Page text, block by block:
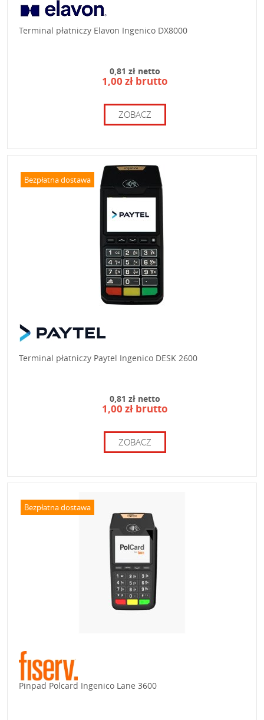
Terminal płatniczy Elavon Ingenico DX8000
0,81 zł netto
1,00 zł brutto
ZOBACZ
Bezpłatna dostawa
Terminal płatniczy Paytel Ingenico DESK 2600
0,81 zł netto
1,00 zł brutto
ZOBACZ
Bezpłatna dostawa
Pinpad Polcard Ingenico Lane 3600